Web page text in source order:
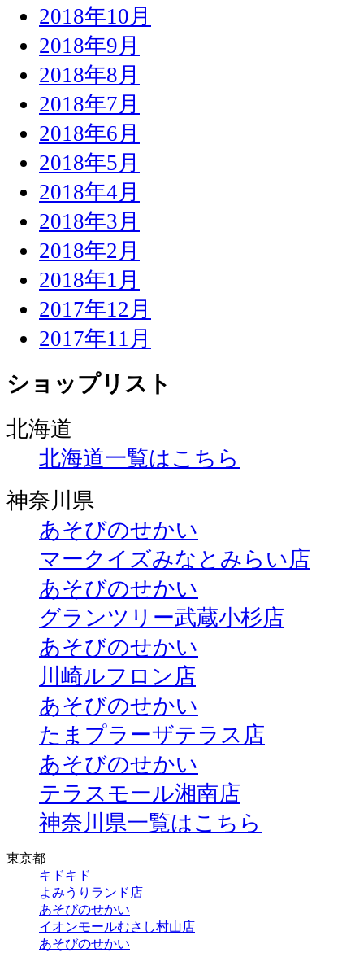
2018年10月
2018年9月
2018年8月
2018年7月
2018年6月
2018年5月
2018年4月
2018年3月
2018年2月
2018年1月
2017年12月
2017年11月
ショップリスト
北海道
北海道一覧はこちら
神奈川県
あそびのせかい
マークイズみなとみらい店
あそびのせかい
グランツリー武蔵小杉店
あそびのせかい
川崎ルフロン店
あそびのせかい
たまプラーザテラス店
あそびのせかい
テラスモール湘南店
神奈川県一覧はこちら
東京都
キドキド
よみうりランド店
あそびのせかい
イオンモールむさし村山店
あそびのせかい